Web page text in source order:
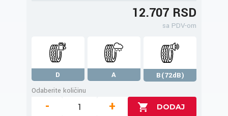
12.707 RSD
sa PDV-om
D A
B(72dB)
Odaberite količinu
- +